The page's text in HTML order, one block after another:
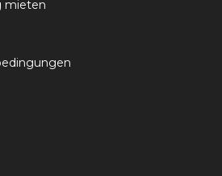
mieten